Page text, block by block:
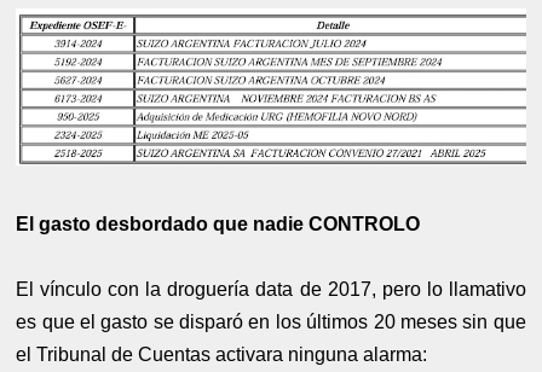
El gasto desbordado que nadie CONTROLO
El vínculo con la droguería data de 2017, pero lo llamativo
es que el gasto se disparó en los últimos 20 meses sin que
el Tribunal de Cuentas activara ninguna alarma: